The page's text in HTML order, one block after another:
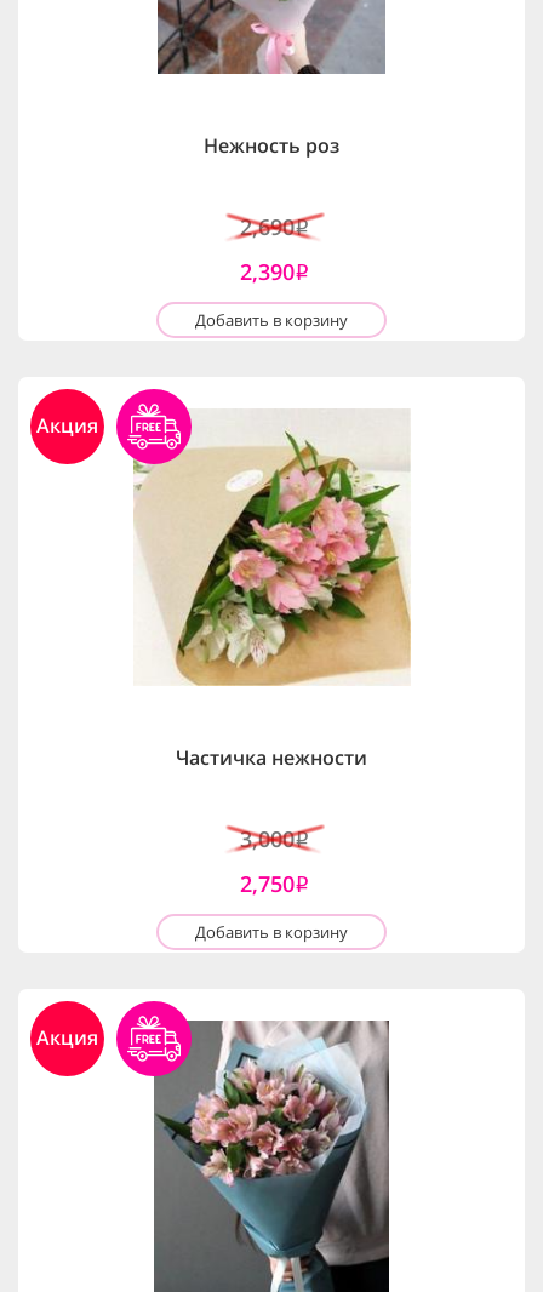
Нежность роз
2,690i
2,390i
Добавить в корзину
Акция
Частичка нежности
3,000i
2,750i
Добавить в корзину
Акция